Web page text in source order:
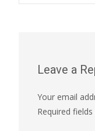
Leave a
Your email
Required